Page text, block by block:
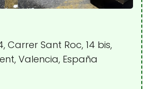
Carrer Sant Roc, 14 bis,
Valencia, España